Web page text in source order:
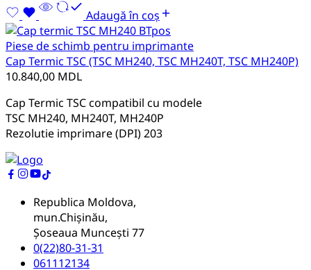
Adaugă în coș
Piese de schimb pentru imprimante
Cap Termic TSC (TSC MH240, TSC MH240T, TSC MH240P)
10.840,00 MDL
Cap Termic TSC compatibil cu modele
TSC MH240, MH240T, MH240P
Rezolutie imprimare (DPI) 203
Republica Moldova,
mun.Chișinău,
Șoseaua Muncești 77
0(22)80-31-31
061112134